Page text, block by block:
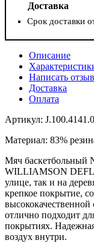
Доставка
Срок доставки
Описание
Написать отзыв
Доставка
Оплата
Артикул:
Материал: 83%
Мяч баскетбольный
WILLIAMSON
улице, так и на
крепкое покрытие,
отлично подходит
покрытиях.
воздух внутри.